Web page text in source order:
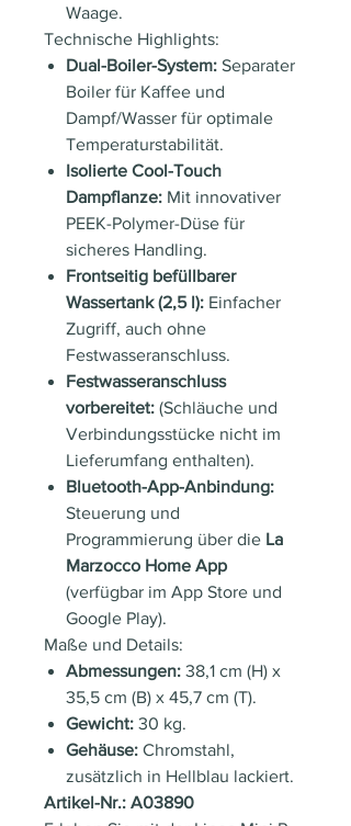
Waage.
Technische Highlights:
Dual-Boiler-System: Separater
Boiler für Kaffee und
Dampf/Wasser für optimale
Temperaturstabilität.
Isolierte Cool-Touch
Dampflanze: Mit innovativer
PEEK-Polymer-Düse für
sicheres Handling.
Frontseitig befüllbarer
Wassertank (2,5 l): Einfacher
Zugriff, auch ohne
Festwasseranschluss.
Festwasseranschluss
vorbereitet: (Schläuche und
Verbindungsstücke nicht im
Lieferumfang enthalten).
Bluetooth-App-Anbindung:
Steuerung und
Programmierung über die La
Marzocco Home App
(verfügbar im App Store und
Google Play).
Maße und Details:
Abmessungen: 38,1 cm (H) x
35,5 cm (B) x 45,7 cm (T).
Gewicht: 30 kg.
Gehäuse: Chromstahl,
zusätzlich in Hellblau lackiert.
Artikel-Nr.: A03890